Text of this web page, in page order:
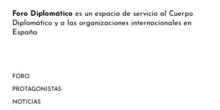
Foro Diplomático es un espacio de servicio al Cuerpo
Diplomático y a las organizaciones internacionales en
España
FORO
PROTAGONISTAS
NOTICIAS